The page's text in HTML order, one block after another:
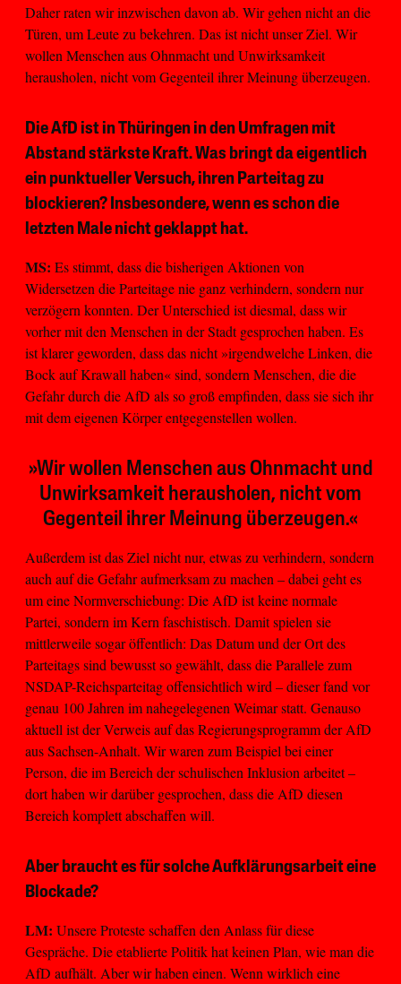
Daher raten wir inzwischen davon ab. Wir gehen nicht an die
Türen, um Leute zu bekehren. Das ist nicht unser Ziel. Wir
wollen Menschen aus Ohnmacht und Unwirksamkeit
herausholen, nicht vom Gegenteil ihrer Meinung überzeugen.
Die AfD ist in Thüringen in den Umfragen mit
Abstand stärkste Kraft. Was bringt da eigentlich
ein punktueller Versuch, ihren Parteitag zu
blockieren? Insbesondere, wenn es schon die
letzten Male nicht geklappt hat.
MS: Es stimmt, dass die bisherigen Aktionen von
Widersetzen die Parteitage nie ganz verhindern, sondern nur
verzögern konnten. Der Unterschied ist diesmal, dass wir
vorher mit den Menschen in der Stadt gesprochen haben. Es
ist klarer geworden, dass das nicht »irgendwelche Linken, die
Bock auf Krawall haben« sind, sondern Menschen, die die
Gefahr durch die AfD als so groß empfinden, dass sie sich ihr
mit dem eigenen Körper entgegenstellen wollen.
»Wir wollen Menschen aus Ohnmacht und
Unwirksamkeit herausholen, nicht vom
Gegenteil ihrer Meinung überzeugen.«
Außerdem ist das Ziel nicht nur, etwas zu verhindern, sondern
auch auf die Gefahr aufmerksam zu machen – dabei geht es
um eine Normverschiebung: Die AfD ist keine normale
Partei, sondern im Kern faschistisch. Damit spielen sie
mittlerweile sogar öffentlich: Das Datum und der Ort des
Parteitags sind bewusst so gewählt, dass die Parallele zum
NSDAP-Reichsparteitag offensichtlich wird – dieser fand vor
genau 100 Jahren im nahegelegenen Weimar statt. Genauso
aktuell ist der Verweis auf das Regierungsprogramm der AfD
aus Sachsen-Anhalt. Wir waren zum Beispiel bei einer
Person, die im Bereich der schulischen Inklusion arbeitet –
dort haben wir darüber gesprochen, dass die AfD diesen
Bereich komplett abschaffen will.
Aber braucht es für solche Aufklärungsarbeit eine
Blockade?
LM: Unsere Proteste schaffen den Anlass für diese
Gespräche. Die etablierte Politik hat keinen Plan, wie man die
AfD aufhält. Aber wir haben einen. Wenn wirklich eine